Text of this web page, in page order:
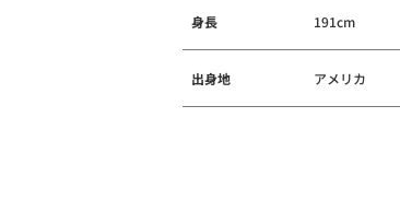
身長 191cm
出身地 アメリカ